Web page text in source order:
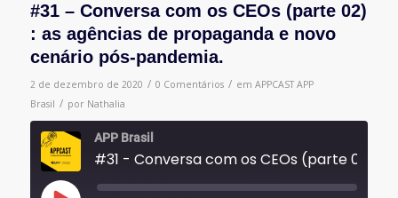
#31 – Conversa com os CEOs (parte 02)
: as agências de propaganda e novo
cenário pós-pandemia.
2 de dezembro de 2020 / 0 Comentários / em APPCAST APP
Brasil / por Nathalia
APP Brasil